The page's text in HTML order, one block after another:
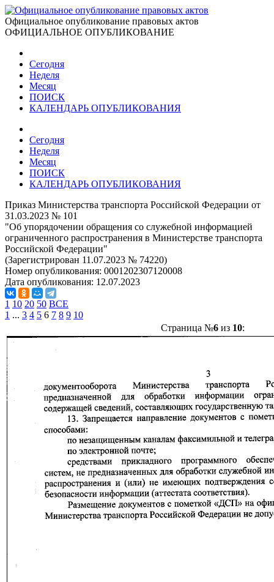
Официальное опубликование правовых актов
ОФИЦИАЛЬНОЕ ОПУБЛИКОВАНИЕ
Сегодня
Неделя
Месяц
ПОИСК
КАЛЕНДАРЬ ОПУБЛИКОВАНИЯ
Сегодня
Неделя
Месяц
ПОИСК
КАЛЕНДАРЬ ОПУБЛИКОВАНИЯ
Приказ Министерства транспорта Российской Федерации от
31.03.2023 № 101
"Об упорядочении обращения со служебной информацией
ограниченного распространения в Министерстве транспорта
Российской Федерации"
(Зарегистрирован 11.07.2023 № 74220)
Номер опубликования: 0001202307120008
Дата опубликования: 12.07.2023
1 10 20 50 ВСЕ
1 ... 3 4 5 6 7 8 9 10
Страница №6из 10: